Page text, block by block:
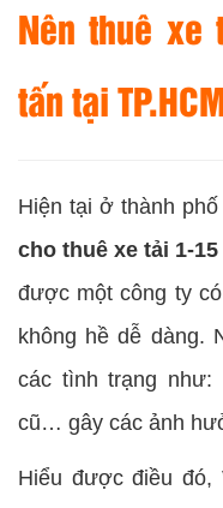
Nên thuê
tấn tại
Hiện tại ở thành
cho thuê xe tải 1-
được một công ty
không hề dễ dàng.
các tình trạng
cũ… gây các ảnh
Hiểu được điều đó,